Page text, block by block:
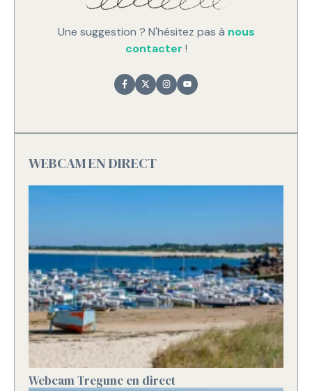
Une suggestion ? N'hésitez pas à nous
contacter !
WEBCAM EN DIRECT
Webcam Tregunc en direct